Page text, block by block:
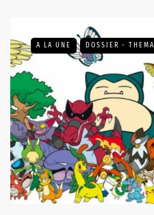
A LA UNE DOSSIER - THEMA